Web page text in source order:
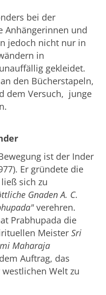
bei der
Anhängerinnen und
jedoch nicht nur in
in
gekleidet.
den Bücherstapeln,
dem Versuch, junge
ist der Inder
Er gründete die
sich zu
Gnaden A. C.
verehren.
Prabhupada die
Meister Sri
Maharaja
Auftrag, das
Welt zu